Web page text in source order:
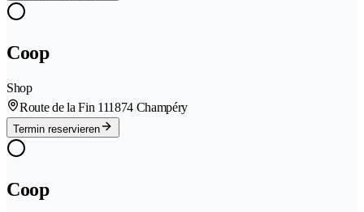
Coop
Shop
Route de la Fin 111874 Champéry
Termin reservieren
Coop